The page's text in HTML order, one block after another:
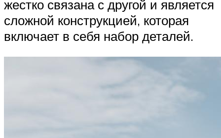
жестко связана с другой и является
сложной конструкцией, которая
включает в себя набор деталей.